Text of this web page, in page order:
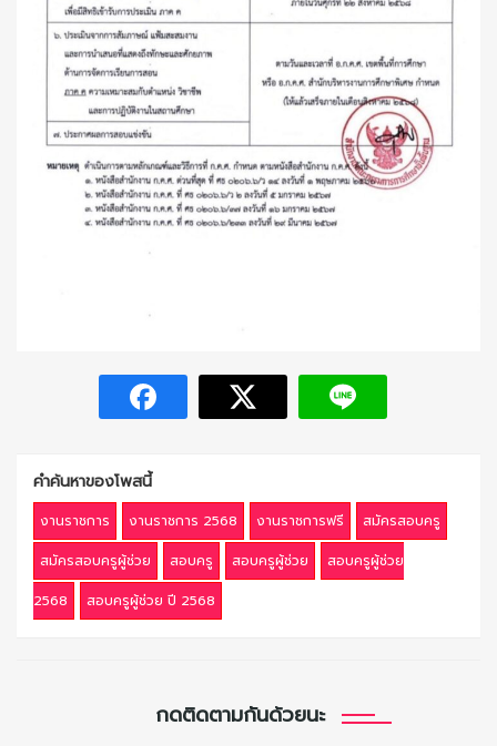
คำค้นหาของโพสนี้
งานราชการ งานราชการ 2568 งานราชการฟรี
สมัครสอบครู
สมัครสอบครูผู้ช่วย
สอบครู สอบครูผู้ช่วย
สอบครูผู้ช่วย
2568
สอบครูผู้ช่วย ปี 2568
กดติดตามกันด้วยนะ